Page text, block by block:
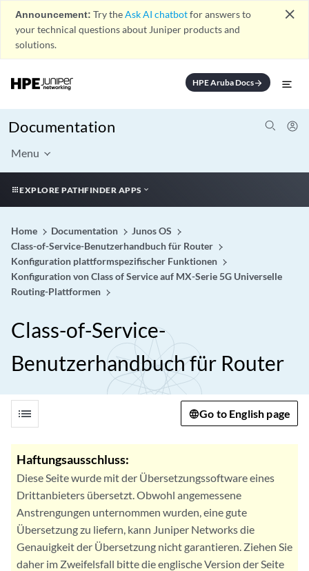
Announcement: Try theAsk AI chatbotfor answers to
your technical questions about Juniper products and
solutions.
close
HPE Aruba Docsarrow_forward
Documentation
Menu
EXPLORE PATHFINDER APPS
Home Documentation
Junos OS
Class-of-Service-Benutzerhandbuch für Router
Konfiguration plattformspezifischer Funktionen
Konfiguration von Class of Service auf MX-Serie 5G Universelle
Routing-Plattformen
Class-of-Service-
Benutzerhandbuch für Router
list Go to English page
Haftungsausschluss:
Diese Seite wurde mit der Übersetzungssoftware eines
Drittanbieters übersetzt. Obwohl angemessene
Anstrengungen unternommen wurden, eine gute
Übersetzung zu liefern, kann Juniper Networks die
Genauigkeit der Übersetzung nicht garantieren. Ziehen Sie
daher im Zweifelsfall bitte die englische Version der Seite